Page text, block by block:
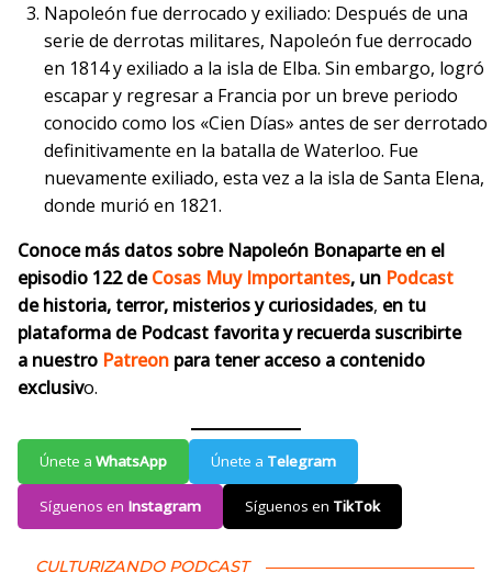
Napoleón fue derrocado y exiliado: Después de una
serie de derrotas militares, Napoleón fue derrocado
en 1814 y exiliado a la isla de Elba. Sin embargo, logró
escapar y regresar a Francia por un breve periodo
conocido como los «Cien Días» antes de ser derrotado
definitivamente en la batalla de Waterloo. Fue
nuevamente exiliado, esta vez a la isla de Santa Elena,
donde murió en 1821.
Conoce más datos sobre Napoleón Bonaparte en el
episodio 122 de Cosas Muy Importantes, un Podcast
de historia, terror, misterios y curiosidades, en tu
plataforma de Podcast favorita y recuerda suscribirte
a nuestro Patreon para tener acceso a contenido
exclusivo.
Únete a WhatsApp Únete a Telegram
Síguenos en Instagram Síguenos en TikTok
CULTURIZANDO PODCAST